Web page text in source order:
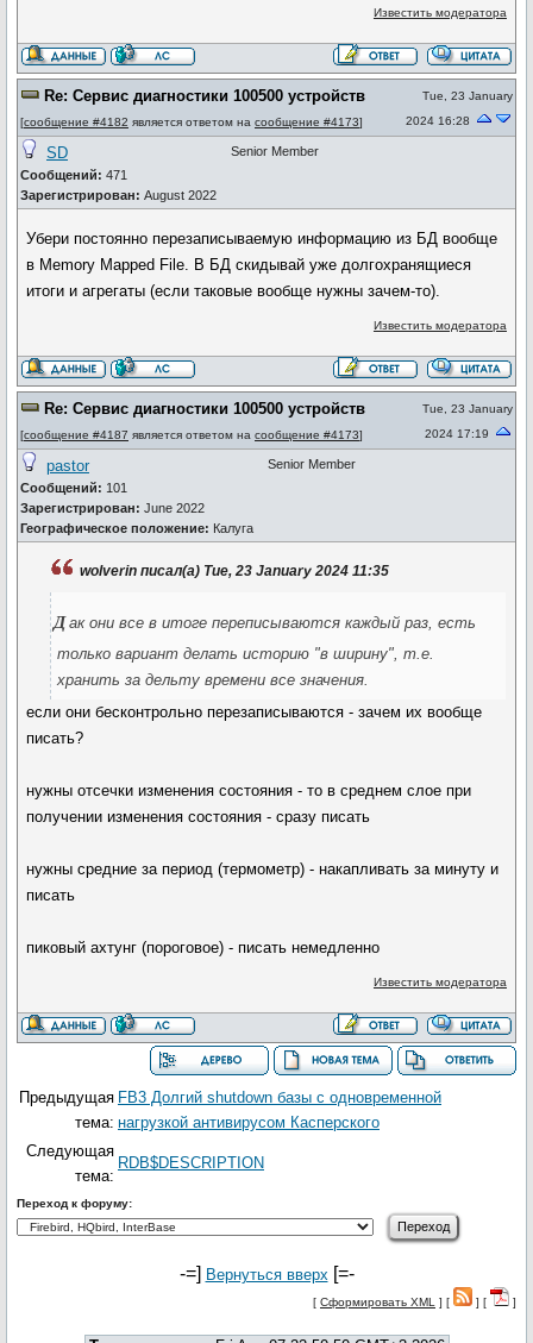
Известить модератора
Re: Сервис диагностики 100500 устройств
[сообщение #4182 является ответом на сообщение #4173]
Tue, 23 January
2024 16:28
SD
Сообщений: 471
Зарегистрирован: August 2022
Senior Member
Убери постоянно перезаписываемую информацию из БД вообще
в Memory Mapped File. В БД скидывай уже долгохранящиеся
итоги и агрегаты (если таковые вообще нужны зачем-то).
Известить модератора
Re: Сервис диагностики 100500 устройств
[сообщение #4187 является ответом на сообщение #4173]
Tue, 23 January
2024 17:19
pastor
Сообщений: 101
Зарегистрирован: June 2022
Географическое положение: Калуга
Senior Member
wolverin писал(а) Tue, 23 January 2024 11:35
дак они все в итоге переписываются каждый раз, есть
только вариант делать историю "в ширину", т.е.
хранить за дельту времени все значения.
если они бесконтрольно перезаписываются - зачем их вообще
писать?
нужны отсечки изменения состояния - то в среднем слое при
получении изменения состояния - сразу писать
нужны средние за период (термометр) - накапливать за минуту и
писать
пиковый ахтунг (пороговое) - писать немедленно
Известить модератора
Предыдущая
тема:
FB3 Долгий shutdown базы с одновременной
нагрузкой антивирусом Касперского
Следующая
тема:
RDB$DESCRIPTION
Переход к форуму:
-=] Вернуться вверх [=-
[ Сформировать XML ] [ ] [ ]